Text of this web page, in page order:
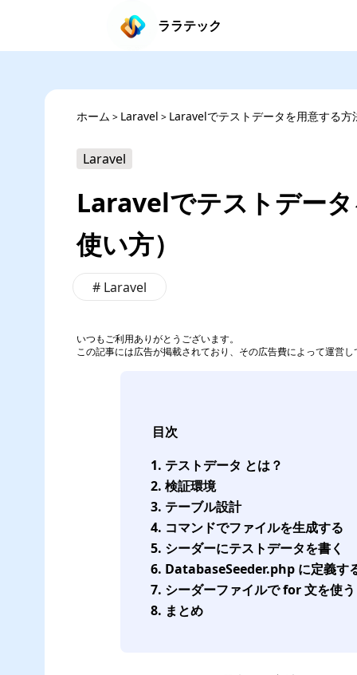
ララテック
ホーム > Laravel > Laravelでテストデータを用意する
Laravel
Laravelでテストデー
使い方）
# Laravel
いつもご利用ありがとうございます。
この記事には広告が掲載されており、その広告費によって運営
目次
テストデータ とは？
検証環境
テーブル設計
コマンドでファイルを生成する
シーダーにテストデータを書く
DatabaseSeeder.php に定義す
シーダーファイルで for 文を使う
まとめ